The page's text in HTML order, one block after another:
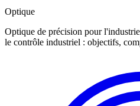
Optique
Optique de précision pour
le contrôle industriel : objectifs,